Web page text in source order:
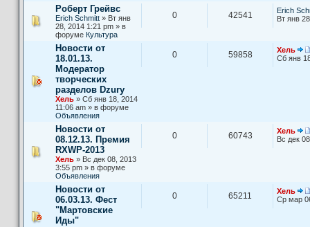
Роберт Грейвс
Erich Schmitt » Вт янв
28, 2014 1:21 pm » в
форуме Культура
0 42541
Erich
Вт янв
Новости от
18.01.13.
Модератор
творческих
разделов Dzury
Хель » Сб янв 18, 2014
11:06 am » в форуме
Объявления
0 59858
Хель
Сб янв
Новости от
08.12.13. Премия
RXWP-2013
Хель » Вс дек 08, 2013
3:55 pm » в форуме
Объявления
0 60743
Хель
Вс дек
Новости от
06.03.13. Фест
"Мартовские
Иды"
0 65211
Хель
Ср мар